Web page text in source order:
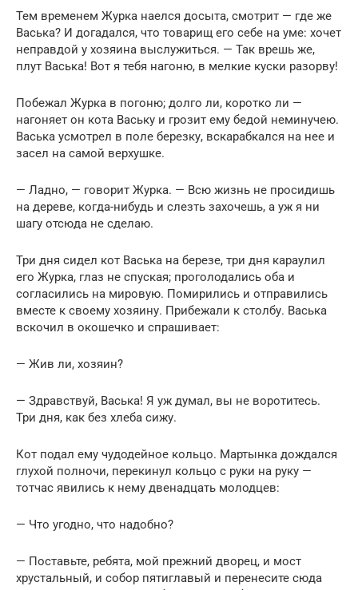
Тем временем Журка наелся досыта, смотрит — где же
Васька? И догадался, что товарищ его себе на уме: хочет
неправдой у хозяина выслужиться. — Так врешь же,
плут Васька! Вот я тебя нагоню, в мелкие куски разорву!
Побежал Журка в погоню; долго ли, коротко ли —
нагоняет он кота Ваську и грозит ему бедой неминучею.
Васька усмотрел в поле березку, вскарабкался на нее и
засел на самой верхушке.
— Ладно, — говорит Журка. — Всю жизнь не просидишь
на дереве, когда-нибудь и слезть захочешь, а уж я ни
шагу отсюда не сделаю.
Три дня сидел кот Васька на березе, три дня караулил
его Журка, глаз не спуская; проголодались оба и
согласились на мировую. Помирились и отправились
вместе к своему хозяину. Прибежали к столбу. Васька
вскочил в окошечко и спрашивает:
— Жив ли, хозяин?
— Здравствуй, Васька! Я уж думал, вы не воротитесь.
Три дня, как без хлеба сижу.
Кот подал ему чудодейное кольцо. Мартынка дождался
глухой полночи, перекинул кольцо с руки на руку —
тотчас явились к нему двенадцать молодцев:
— Что угодно, что надобно?
— Поставьте, ребята, мой прежний дворец, и мост
хрустальный, и собор пятиглавый и перенесите сюда